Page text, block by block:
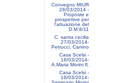
Convegno MIUR
28/03/2014 -
Proposte e
prospettive per
l'attuazione del
D.M.8/11
C. santa cecilia
27/03/2014-
Petrucci, Canino
Casa Scelsi -
18/03/2014-
A.Maria Morini fl.
Casa Scelsi -
18/03/2014-